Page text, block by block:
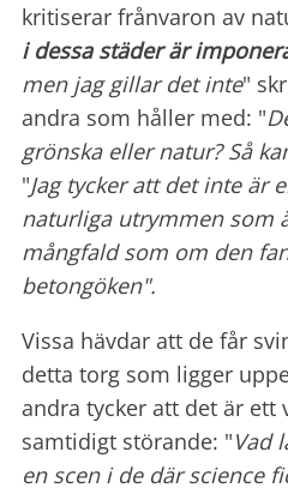
kritiserar frånvaron av
i dessa städer är
men jag gillar det inte"
andra som håller med: "
grönska eller natur? Så
"Jag tycker att det inte är
naturliga utrymmen som
mångfald som om den
betongöken".
Vissa hävdar att de får
detta torg som ligger
andra tycker att det är ett
samtidigt störande: "Vad
en scen i de där science